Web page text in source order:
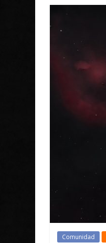
Comunidad